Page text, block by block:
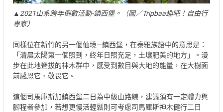
▲2021山系跨年倒數活動-鎮西堡。（圖／Tripbaa趣吧！自由行
專家）
同樣位在新竹的另一個仙境—鎮西堡，在泰雅族語中的意思是：
「清晨太陽第一個照到，終年日照充足，土壤肥美的地方」。漫
步在此地聳拔的神木群中，感受到數目與大地的能量，在大樹面
前感恩它、敬畏它。
這個司馬庫斯加鎮西堡二日為中級山路線，建議須有一定體力與
腳程者參加，若想更慢活輕鬆則可考慮司馬庫斯神木健行二日